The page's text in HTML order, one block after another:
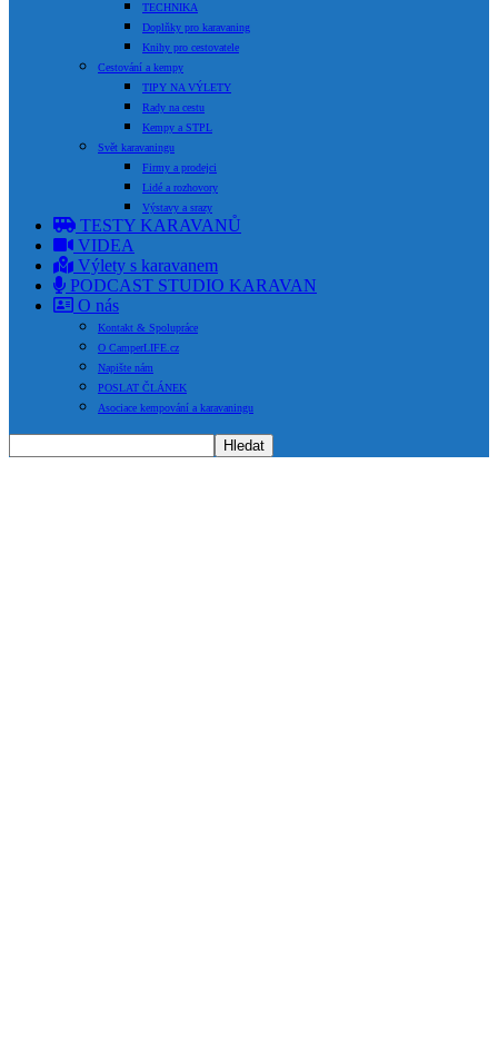
TECHNIKA
Doplňky pro karavaning
Knihy pro cestovatele
Cestování a kempy
TIPY NA VÝLETY
Rady na cestu
Kempy a STPL
Svět karavaningu
Firmy a prodejci
Lidé a rozhovory
Výstavy a srazy
TESTY KARAVANŮ
VIDEA
Výlety s karavanem
PODCAST STUDIO KARAVAN
O nás
Kontakt & Spolupráce
O CamperLIFE.cz
Napište nám
POSLAT ČLÁNEK
Asociace kempování a karavaningu